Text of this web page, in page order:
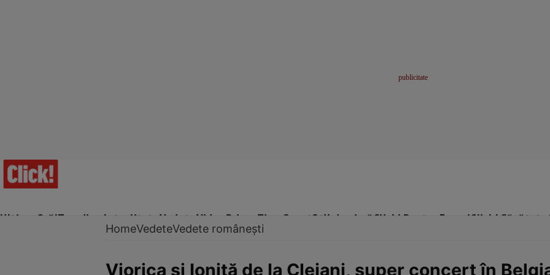
Ultima Oră!Trending Actualitate Vedete Video Prime Time SportStil de viațăClick! Pentru FemeiClick! Sănătate
HomeVedeteVedete românești
Viorica și Ioniță de la Clejani, super concert în